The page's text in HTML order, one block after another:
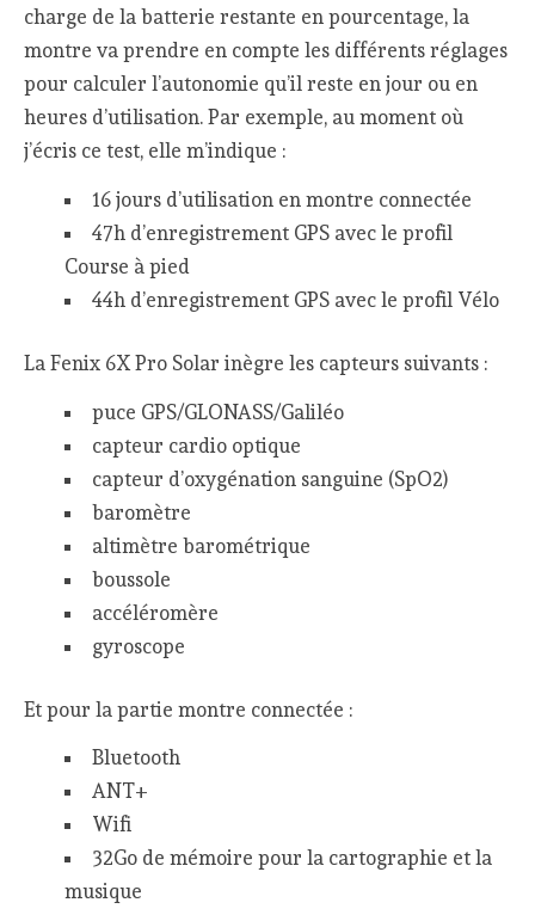
charge de la batterie restante en pourcentage, la
montre va prendre en compte les différents réglages
pour calculer l’autonomie qu’il reste en jour ou en
heures d’utilisation. Par exemple, au moment où
j’écris ce test, elle m’indique :
16 jours d’utilisation en montre connectée
47h d’enregistrement GPS avec le profil
Course à pied
44h d’enregistrement GPS avec le profil Vélo
La Fenix 6X Pro Solar inègre les capteurs suivants :
puce GPS/GLONASS/Galiléo
capteur cardio optique
capteur d’oxygénation sanguine (SpO2)
baromètre
altimètre barométrique
boussole
accéléromère
gyroscope
Et pour la partie montre connectée :
Bluetooth
ANT+
Wifi
32Go de mémoire pour la cartographie et la
musique